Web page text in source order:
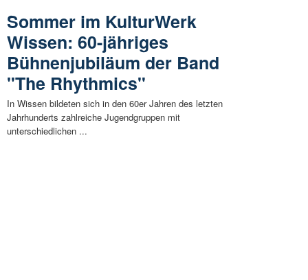
Sommer im KulturWerk
Wissen: 60-jähriges
Bühnenjubiläum der Band
"The Rhythmics"
In Wissen bildeten sich in den 60er Jahren des letzten
Jahrhunderts zahlreiche Jugendgruppen mit
unterschiedlichen ...